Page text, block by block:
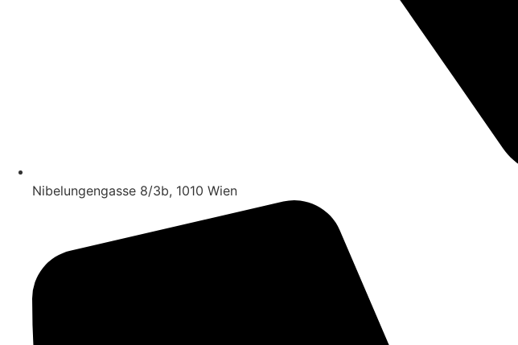
Nibelungengasse 8/​3b, 1010 Wien